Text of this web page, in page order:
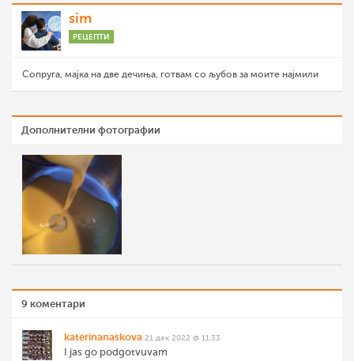
sim
РЕЦЕПТИ
Сопруга, мајка на две дечиња, готвам со љубов за моите најмили
Дополнителни фотографии
9 коментари
katerinanaskova 21 дек 2022 @ 11:33
I jas go podgotvuvam